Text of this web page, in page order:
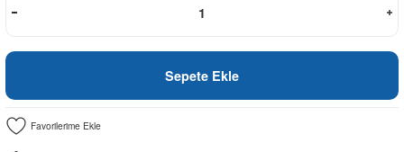
Sepete Ekle